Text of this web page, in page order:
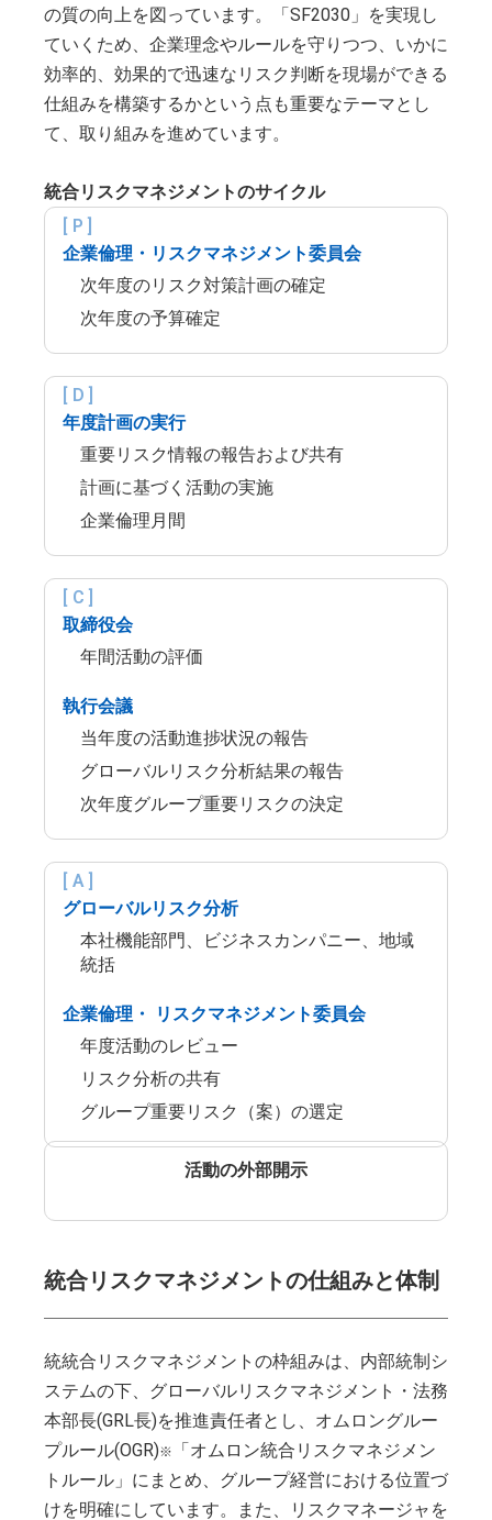
の質の向上を図っています。「SF2030」を実現し
ていくため、企業理念やルールを守りつつ、いかに
効率的、効果的で迅速なリスク判断を現場ができる
仕組みを構築するかという点も重要なテーマとし
て、取り組みを進めています。
統合リスクマネジメントのサイクル
企業倫理・リスクマネジメント委員会
次年度のリスク対策計画の確定
次年度の予算確定
年度計画の実行
重要リスク情報の報告および共有
計画に基づく活動の実施
企業倫理月間
取締役会
年間活動の評価
執行会議
当年度の活動進捗状況の報告
グローバルリスク分析結果の報告
次年度グループ重要リスクの決定
グローバルリスク分析
本社機能部門、ビジネスカンパニー、地域
統括
企業倫理・ リスクマネジメント委員会
年度活動のレビュー
リスク分析の共有
グループ重要リスク（案）の選定
活動の外部開示
統合リスクマネジメントの仕組みと体制
統統合リスクマネジメントの枠組みは、内部統制シ
ステムの下、グローバルリスクマネジメント・法務
本部長(GRL長)を推進責任者とし、オムロングルー
プルール(OGR)※
「オムロン統合リスクマネジメン
トルール」にまとめ、グループ経営における位置づ
けを明確にしています。また、リスクマネージャを